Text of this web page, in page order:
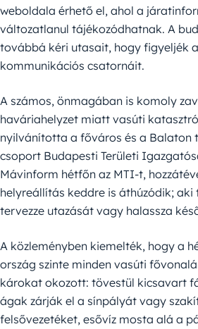
weboldala érhető el, ahol a
változatlanul tájékozódhatnak. A
továbbá kéri utasait, hogy figyeljék
kommunikációs csatornáit.
A számos, önmagában is komoly
haváriahelyzet miatt vasúti
nyilvánította a főváros és a Balaton
csoport Budapesti Területi
Mávinform hétfőn az MTI-t,
helyreállítás keddre is áthúzódik; aki
tervezze utazását vagy halassza
A közleményben kiemelték, hogy a
ország szinte minden vasúti
károkat okozott: tövestül kicsavart
ágak zárják el a sínpályát vagy
felsővezetéket, esővíz mosta alá a